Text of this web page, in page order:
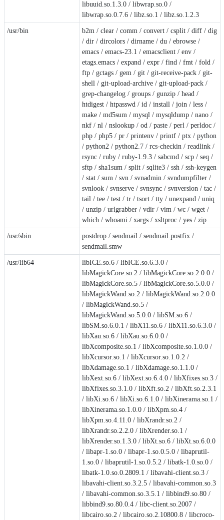
libuuid.so.1.3.0 / libwrap.so.0 /
libwrap.so.0.7.6 / libz.so.1 / libz.so.1.2.3
/usr/bin
b2m / clear / comm / convert / csplit / diff / dig
/ dir / dircolors / dirname / du / ebrowse /
emacs / emacs-23.1 / emacsclient / env /
etags.emacs / expand / expr / find / fmt / fold /
ftp / gctags / gem / git / git-receive-pack / git-
shell / git-upload-archive / git-upload-pack /
grep-changelog / groups / gunzip / head /
htdigest / htpasswd / id / install / join / less /
make / md5sum / mysql / mysqldump / nano /
nkf / nl / nslookup / od / paste / perl / perldoc /
php / php5 / pr / printenv / printf / ptx / python
/ python2 / python2.7 / rcs-checkin / readlink /
rsync / ruby / ruby-1.9.3 / sabcmd / scp / seq /
sftp / sha1sum / split / sqlite3 / ssh / ssh-keygen
/ stat / sum / svn / svnadmin / svndumpfilter /
svnlook / svnserve / svnsync / svnversion / tac /
tail / tee / test / tr / tsort / tty / unexpand / uniq
/ unzip / urlgrabber / vdir / vim / wc / wget /
which / whoami / xargs / xsltproc / yes / zip
/usr/sbin
postdrop / sendmail / sendmail.postfix /
sendmail.smw
/usr/lib64
libICE.so.6 / libICE.so.6.3.0 /
libMagickCore.so.2 / libMagickCore.so.2.0.0 /
libMagickCore.so.5 / libMagickCore.so.5.0.0 /
libMagickWand.so.2 / libMagickWand.so.2.0.0
/ libMagickWand.so.5 /
libMagickWand.so.5.0.0 / libSM.so.6 /
libSM.so.6.0.1 / libX11.so.6 / libX11.so.6.3.0 /
libXau.so.6 / libXau.so.6.0.0 /
libXcomposite.so.1 / libXcomposite.so.1.0.0 /
libXcursor.so.1 / libXcursor.so.1.0.2 /
libXdamage.so.1 / libXdamage.so.1.1.0 /
libXext.so.6 / libXext.so.6.4.0 / libXfixes.so.3 /
libXfixes.so.3.1.0 / libXft.so.2 / libXft.so.2.3.1
/ libXi.so.6 / libXi.so.6.1.0 / libXinerama.so.1 /
libXinerama.so.1.0.0 / libXpm.so.4 /
libXpm.so.4.11.0 / libXrandr.so.2 /
libXrandr.so.2.2.0 / libXrender.so.1 /
libXrender.so.1.3.0 / libXt.so.6 / libXt.so.6.0.0
/ libapr-1.so.0 / libapr-1.so.0.5.0 / libaprutil-
1.so.0 / libaprutil-1.so.0.5.2 / libatk-1.0.so.0 /
libatk-1.0.so.0.2809.1 / libavahi-client.so.3 /
libavahi-client.so.3.2.5 / libavahi-common.so.3
/ libavahi-common.so.3.5.1 / libbind9.so.80 /
libbind9.so.80.0.4 / libc-client.so.2007 /
libcairo.so.2 / libcairo.so.2.10800.8 / libcroco-